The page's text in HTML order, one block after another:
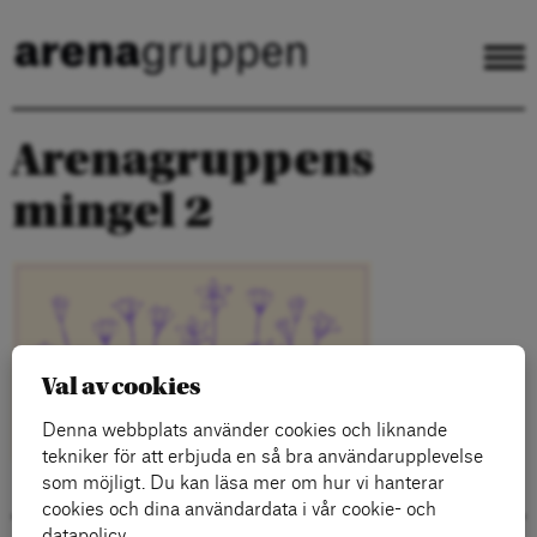
Arenagruppens
mingel 2
Val av cookies
Denna webbplats använder cookies och liknande
tekniker för att erbjuda en så bra användarupplevelse
som möjligt. Du kan läsa mer om hur vi hanterar
cookies och dina användardata i vår cookie- och